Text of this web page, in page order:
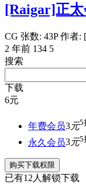
[Raigar]正
CG 张数: 43P 作者:
2 年前 134 5
搜索
下载
6元
年费会员3元5
永久会员3元5
购买下载权限
已有12人解锁下载